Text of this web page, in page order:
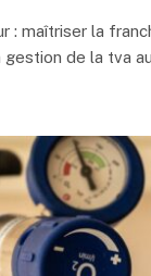
: maîtriser la
gestion de la tva